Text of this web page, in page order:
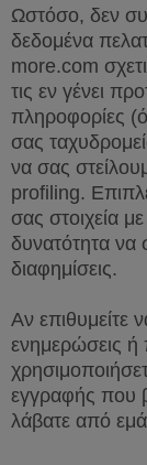
Ωστόσο, δεν
δεδομένα
more.com
τις εν γένει
πληροφορίες
σας
να σας
profiling.
σας στοιχεία
δυνατότητα να
διαφημίσεις.
Αν επιθυμείτε
ενημερώσεις ή
εγγραφής που
λάβατε από